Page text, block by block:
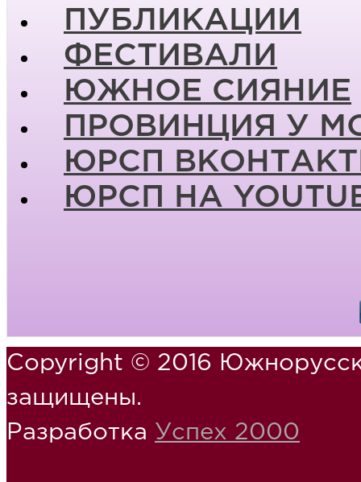
ПУБЛИКАЦИИ
ФЕСТИВАЛИ
ЮЖНОЕ СИЯНИЕ
ПРОВИНЦИЯ У
ЮРСП
ЮРСП НА
Copyright © 2016
защищены.
Разработка Успех 2000